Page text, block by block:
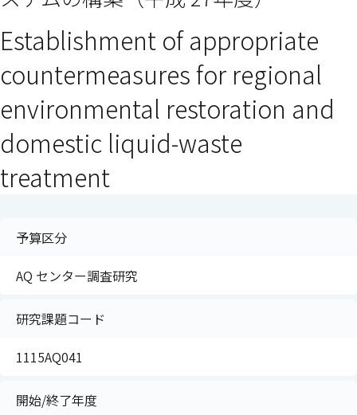
ドウで開きます）
ンドウで開きます）
ウインドウで開きます）
Establishment of appropriate
countermeasures for regional
environmental restoration and
domestic liquid-waste
treatment
予算区分
AQ センター調査研究
研究課題コード
1115AQ041
開始/終了年度